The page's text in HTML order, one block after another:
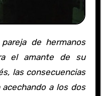
el amante de su
las consecuencias
a los dos